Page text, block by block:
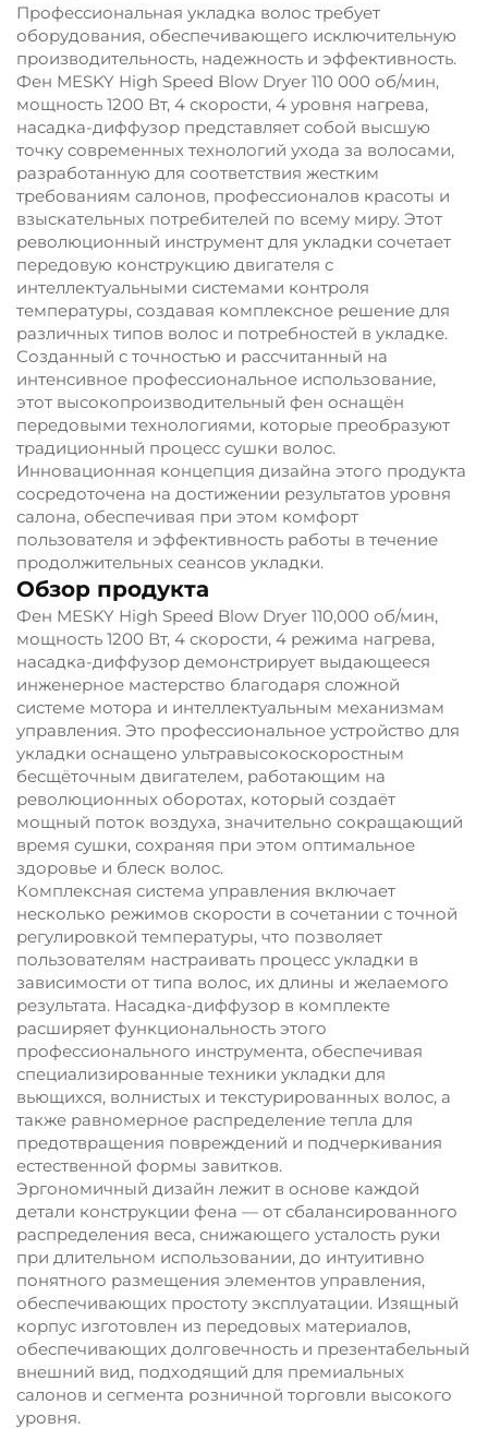
Профессиональная укладка волос требует
оборудования, обеспечивающего исключительную
производительность, надежность и эффективность.
Фен MESKY High Speed Blow Dryer 110 000 об/мин,
мощность 1200 Вт, 4 скорости, 4 уровня нагрева,
насадка-диффузор представляет собой высшую
точку современных технологий ухода за волосами,
разработанную для соответствия жестким
требованиям салонов, профессионалов красоты и
взыскательных потребителей по всему миру. Этот
революционный инструмент для укладки сочетает
передовую конструкцию двигателя с
интеллектуальными системами контроля
температуры, создавая комплексное решение для
различных типов волос и потребностей в укладке.
Созданный с точностью и рассчитанный на
интенсивное профессиональное использование,
этот высокопроизводительный фен оснащён
передовыми технологиями, которые преобразуют
традиционный процесс сушки волос.
Инновационная концепция дизайна этого продукта
сосредоточена на достижении результатов уровня
салона, обеспечивая при этом комфорт
пользователя и эффективность работы в течение
продолжительных сеансов укладки.
Обзор продукта
Фен MESKY High Speed Blow Dryer 110,000 об/мин,
мощность 1200 Вт, 4 скорости, 4 режима нагрева,
насадка-диффузор демонстрирует выдающееся
инженерное мастерство благодаря сложной
системе мотора и интеллектуальным механизмам
управления. Это профессиональное устройство для
укладки оснащено ультравысокоскоростным
бесщёточным двигателем, работающим на
революционных оборотах, который создаёт
мощный поток воздуха, значительно сокращающий
время сушки, сохраняя при этом оптимальное
здоровье и блеск волос.
Комплексная система управления включает
несколько режимов скорости в сочетании с точной
регулировкой температуры, что позволяет
пользователям настраивать процесс укладки в
зависимости от типа волос, их длины и желаемого
результата. Насадка-диффузор в комплекте
расширяет функциональность этого
профессионального инструмента, обеспечивая
специализированные техники укладки для
вьющихся, волнистых и текстурированных волос, а
также равномерное распределение тепла для
предотвращения повреждений и подчеркивания
естественной формы завитков.
Эргономичный дизайн лежит в основе каждой
детали конструкции фена — от сбалансированного
распределения веса, снижающего усталость руки
при длительном использовании, до интуитивно
понятного размещения элементов управления,
обеспечивающих простоту эксплуатации. Изящный
корпус изготовлен из передовых материалов,
обеспечивающих долговечность и презентабельный
внешний вид, подходящий для премиальных
салонов и сегмента розничной торговли высокого
уровня.